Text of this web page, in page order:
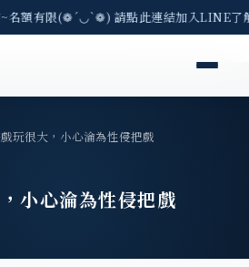
名額有限(❁´◡`❁) 請點此連結加入LINE
玩很大，小心淪為性侵把戲
小心淪為性侵把戲